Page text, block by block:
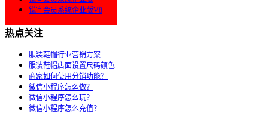
锐宜会员系统企业版V8
热点关注
服装鞋帽行业营销方案
服装鞋帽店面设置尺码颜色
商家如何使用分销功能？
微信小程序怎么做？
微信小程序怎么玩？
微信小程序怎么充值？